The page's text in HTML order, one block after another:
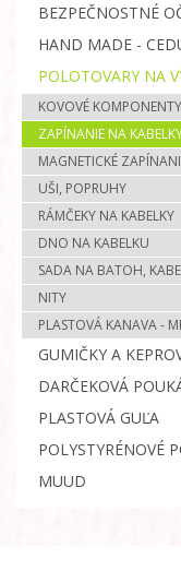
BEZPEČNOSTNÉ
HAND MADE -
POLOTOVARY NA
KOVOVÉ KOMPONENTY
ZAPÍNANIE NA
MAGNETICKÉ
UŠI, POPRUHY
RÁMČEKY NA KABELKY
DNO NA KABELKU
SADA NA BATOH,
NITY
PLASTOVÁ KANAVA -
GUMIČKY A
DARČEKOVÁ
PLASTOVÁ GUĽA
POLYSTYRÉNOVÉ
MUUD